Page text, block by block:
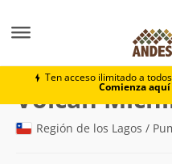
Ten acceso ilimitado a
Comienza
Volcán
Volcán
Región de los Lagos /